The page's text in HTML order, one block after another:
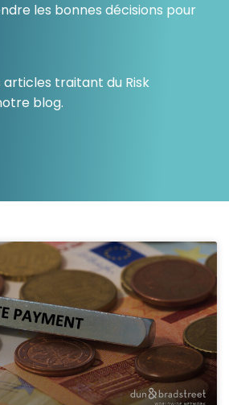
les bonnes décisions pour
articles traitant du Risk
blog.